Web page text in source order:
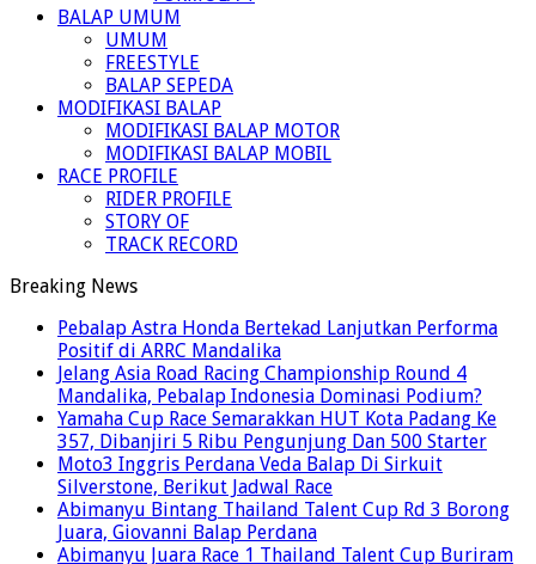
BALAP UMUM
UMUM
FREESTYLE
BALAP SEPEDA
MODIFIKASI BALAP
MODIFIKASI BALAP MOTOR
MODIFIKASI BALAP MOBIL
RACE PROFILE
RIDER PROFILE
STORY OF
TRACK RECORD
Breaking News
Pebalap Astra Honda Bertekad Lanjutkan Performa
Positif di ARRC Mandalika
Jelang Asia Road Racing Championship Round 4
Mandalika, Pebalap Indonesia Dominasi Podium?
Yamaha Cup Race Semarakkan HUT Kota Padang Ke
357, Dibanjiri 5 Ribu Pengunjung Dan 500 Starter
Moto3 Inggris Perdana Veda Balap Di Sirkuit
Silverstone, Berikut Jadwal Race
Abimanyu Bintang Thailand Talent Cup Rd 3 Borong
Juara, Giovanni Balap Perdana
Abimanyu Juara Race 1 Thailand Talent Cup Buriram